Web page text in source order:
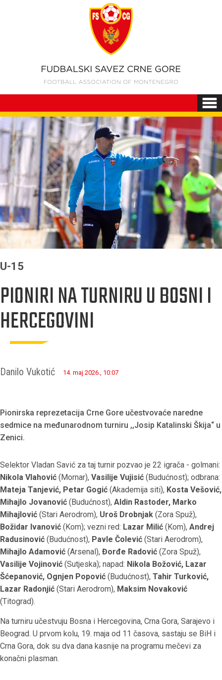
U-15
PIONIRI NA TURNIRU U BOSNI I
HERCEGOVINI
Danilo Vukotić 14. maj 2026., 10:07
Pionirska reprezetacija Crne Gore učestvovaće naredne
sedmice na međunarodnom turniru ,,Josip Katalinski Škija“ u
Zenici.
Selektor Vladan Savić za taj turnir pozvao je 22 igrača - golmani:
Nikola Vlahović (Mornar), Vasilije Vujisić (Budućnost); odbrana:
Mateja Tanjević, Petar Gogić (Akademija siti), Kosta Vešović,
Mihajlo Jovanović (Budućnost), Aldin Rastoder, Marko
Mihajlović (Stari Aerodrom), Uroš Drobnjak (Zora Spuž),
Božidar Ivanović (Kom); vezni red: Lazar Milić (Kom), Andrej
Radusinović (Budućnost), Pavle Čolević (Stari Aerodrom),
Mihajlo Adamović (Arsenal), Đorđe Radović (Zora Spuž),
Vasilije Vojinović (Sutjeska); napad: Nikola Božović, Lazar
Šćepanović, Ognjen Popović (Budućnost), Tahir Turković,
Lazar Radonjić (Stari Aerodrom), Maksim Novaković
(Titograd).
Na turniru učestvuju Bosna i Hercegovina, Crna Gora, Sarajevo i
Beograd. U prvom kolu, 19. maja od 11 časova, sastaju se BiH i
Crna Gora, dok su dva dana kasnije na programu mečevi za
konačni plasman.